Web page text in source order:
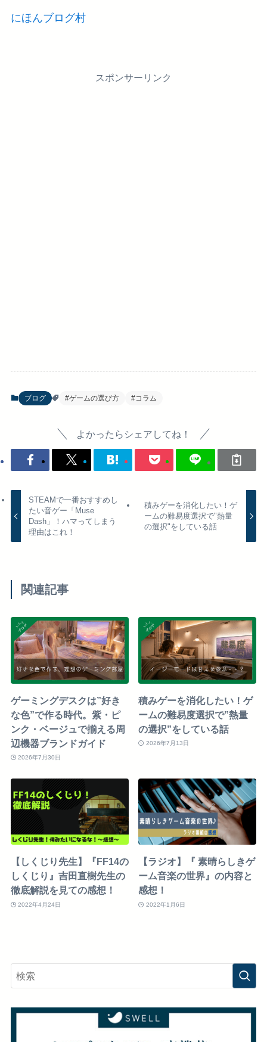
にほんブログ村
スポンサーリンク
ブログ #ゲームの選び方 #コラム
よかったらシェアしてね！
STEAMで一番おすすめし
たい音ゲー「Muse
Dash」！ハマってしまう
理由はこれ！
積みゲーを消化したい！ゲ
ームの難易度選択で"熱量
の選択"をしている話
関連記事
ゲーミングデスクは”好き
な色”で作る時代。紫・ピ
ンク・ベージュで揃える周
辺機器ブランドガイド
2026年7月30日
積みゲーを消化したい！ゲ
ームの難易度選択で”熱量
の選択”をしている話
2026年7月13日
【しくじり先生】『FF14の
しくじり』吉田直樹先生の
徹底解説を見ての感想！
2022年4月24日
【ラジオ】『 素晴らしきゲ
ーム音楽の世界』の内容と
感想！
2022年1月6日